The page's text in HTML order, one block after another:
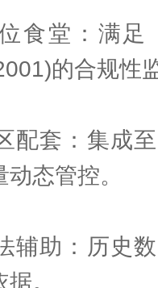
堂：满足
的合规性
套：集成至
态管控。
助：历史数
。